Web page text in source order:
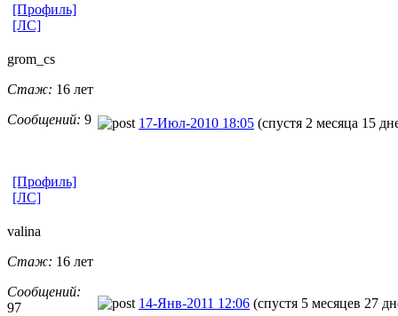
[Профиль]
[ЛС]
grom_cs
Стаж: 16 лет
Сообщений: 9 17-Июл-2010 18:05 (спустя 2 месяца 15
[Профиль]
[ЛС]
valina
Стаж: 16 лет
Сообщений:
97
14-Янв-2011 12:06 (спустя 5 месяцев 27